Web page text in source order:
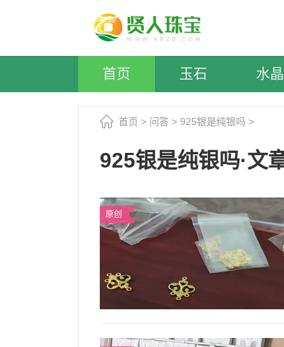
首页 玉石 水晶
首页 > 问答 > 925银是纯银吗 >
925银是纯银吗·文
原创